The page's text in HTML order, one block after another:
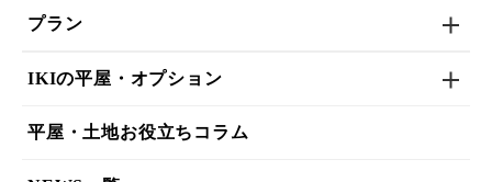
プラン
IKIの平屋・オプション
平屋・土地お役立ちコラム